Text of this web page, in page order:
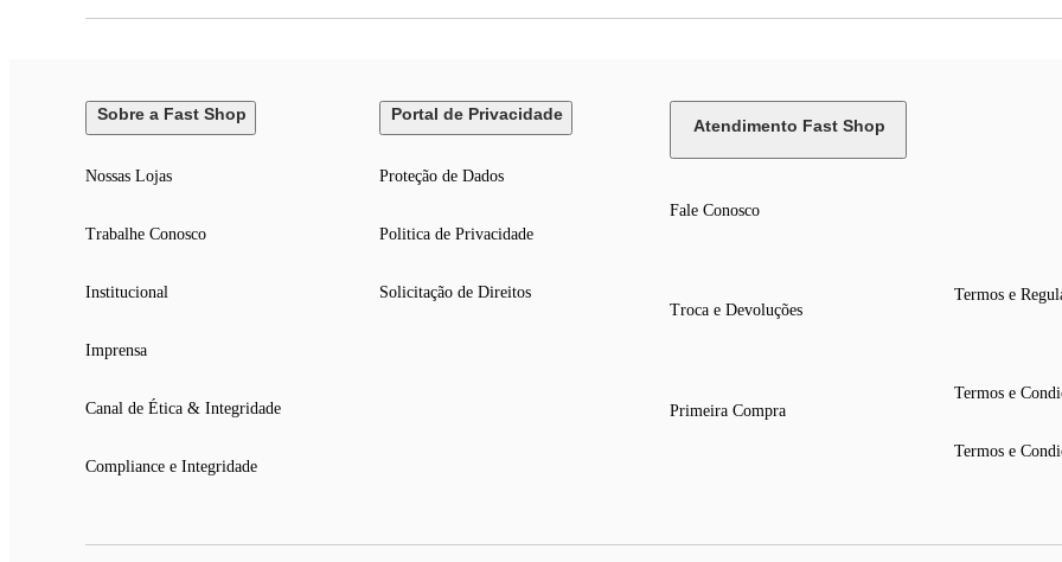
Sobre a Fast Shop
Nossas Lojas
Trabalhe Conosco
Institucional
Imprensa
Canal de Ética & Integridade
Compliance e Integridade
Portal de Privacidade
Proteção de Dados
Politica de Privacidade
Solicitação de Direitos
Atendimento Fast Shop
Fale Conosco
Troca e Devoluções
Primeira Compra
Termos e
Termos e
Termos e